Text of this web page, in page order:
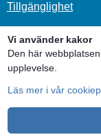
Vi använder kakor
Den här
upplevelse.
Läs mer i vår
Tillgänglighet
Om kakor
Sociala medier